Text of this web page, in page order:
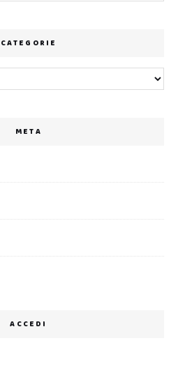
CATEGORIE
META
ACCEDI